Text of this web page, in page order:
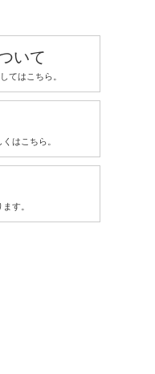
いて
てはこちら。
はこちら。
す。